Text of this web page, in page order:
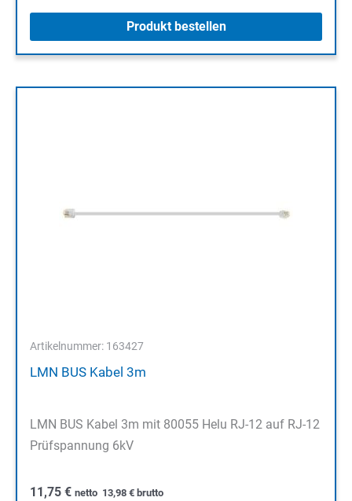
Produkt bestellen
Artikelnummer: 163427
LMN BUS Kabel 3m
LMN BUS Kabel 3m mit 80055 Helu RJ-12 auf RJ-12
Prüfspannung 6kV
11,75 € netto 13,98 € brutto